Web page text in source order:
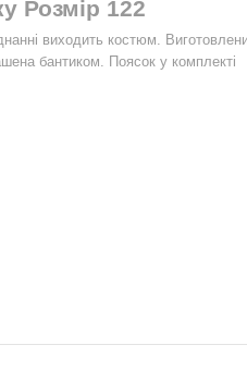
Розмір 122
виходить костюм.
бантиком. Поясок у комплекті